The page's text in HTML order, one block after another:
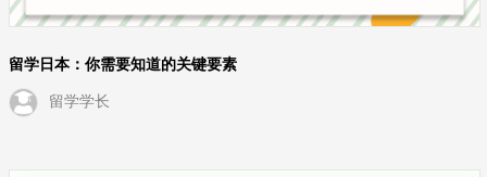
留学日本：你需要知道的关键要素
留学学长